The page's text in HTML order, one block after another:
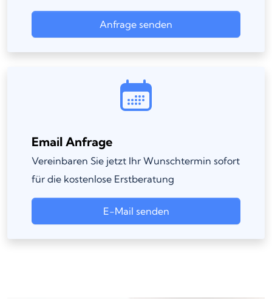
Anfrage senden
Email Anfrage
Vereinbaren Sie jetzt Ihr Wunschtermin sofort
für die kostenlose Erstberatung
E-Mail senden